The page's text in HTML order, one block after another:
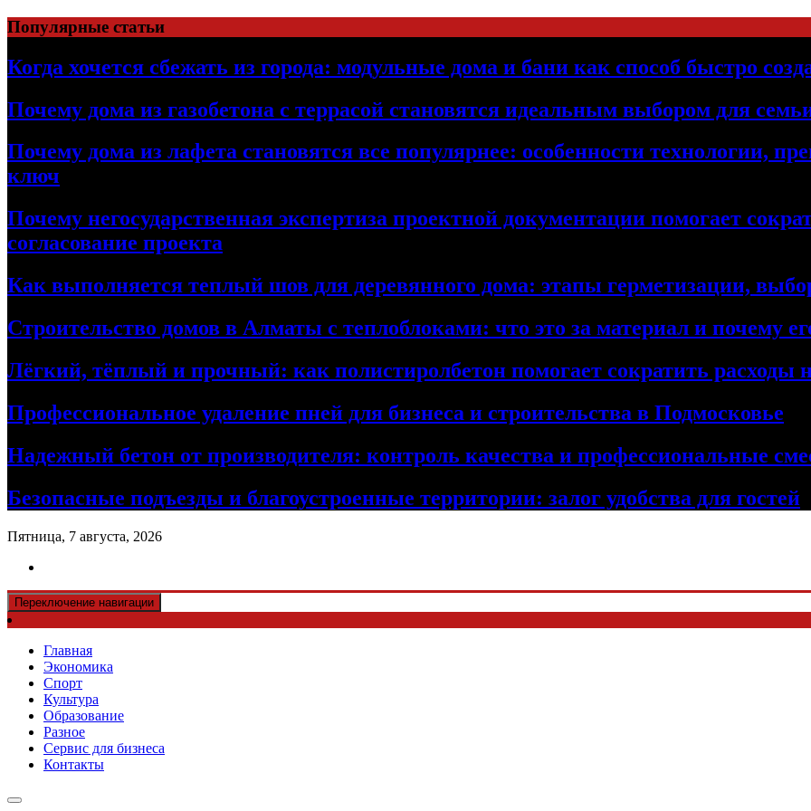
Перейти
к
содержимому
Популярные статьи
Когда хочется сбежать из города: модульные дома и бани как способ быстро
Почему дома из газобетона с террасой становятся идеальным выбором для
Почему дома из лафета становятся все популярнее: особенности технологии,
ключ
Почему негосударственная экспертиза проектной документации помогает
согласование проекта
Как выполняется теплый шов для деревянного дома: этапы герметизации,
Строительство домов в Алматы с теплоблоками: что это за материал и почему
Лёгкий, тёплый и прочный: как полистиролбетон помогает сократить расходы
Профессиональное удаление пней для бизнеса и строительства в Подмосковье
Надежный бетон от производителя: контроль качества и профессиональные
Безопасные подъезды и благоустроенные территории: залог удобства для гостей
Пятница, 7 августа, 2026
Переключение навигации
Главная
Экономика
Спорт
Культура
Образование
Разное
Сервис для бизнеса
Контакты